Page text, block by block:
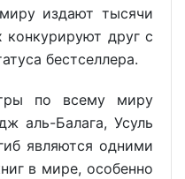
издают тысячи
конкурируют друг с
бестселлера.
по всему миру
аль-Балага, Усуль
являются одними
в мире, особенно